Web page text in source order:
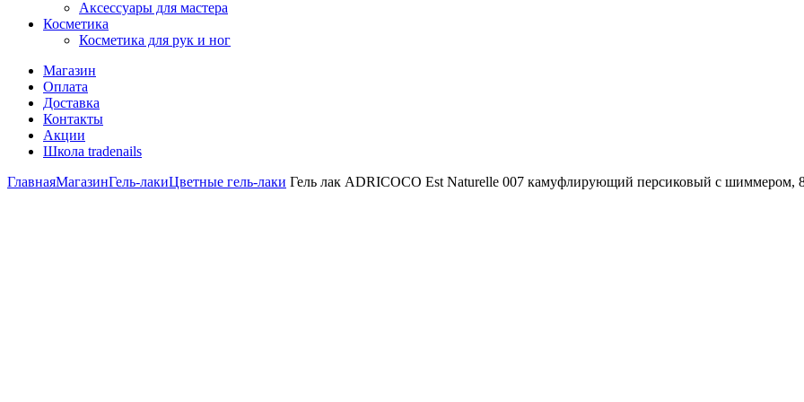
Аксессуары для мастера
Косметика
Косметика для рук и ног
Магазин
Оплата
Доставка
Контакты
Акции
Школа tradenails
ГлавнаяМагазинГель-лакиЦветные гель-лаки Гель лак ADRICOCO Est Naturelle 007 камуфлирующий персиковый с шиммером,